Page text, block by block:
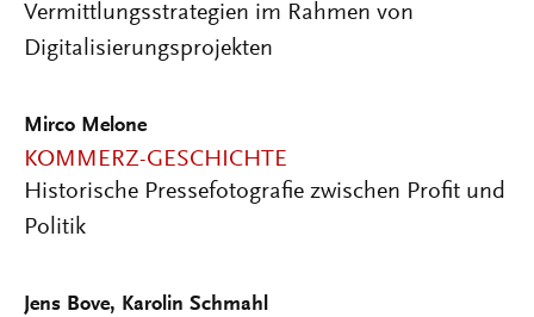
Vermittlungsstrategien im Rahmen von
Digitalisierungsprojekten
Mirco Melone
KOMMERZ-GESCHICHTE
Historische Pressefotografie zwischen Profit und
Politik
Jens Bove, Karolin Schmahl